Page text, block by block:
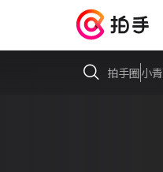
拍手圈小青